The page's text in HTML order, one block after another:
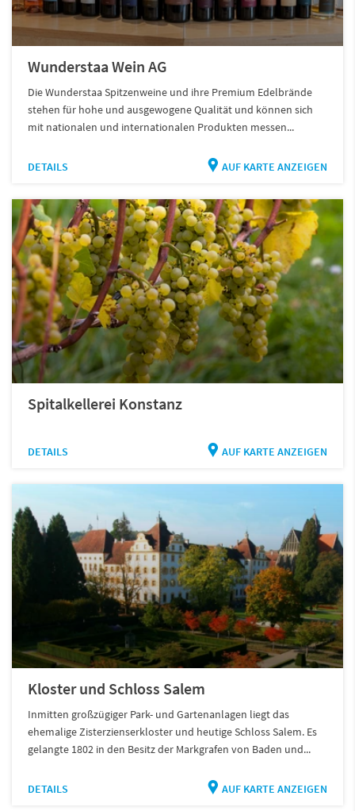
Wunderstaa Wein AG
Die Wunderstaa Spitzenweine und ihre Premium Edelbrände
stehen für hohe und ausgewogene Qualität und können sich
mit nationalen und internationalen Produkten messen...
DETAILS AUF KARTE ANZEIGEN
Spitalkellerei Konstanz
DETAILS AUF KARTE ANZEIGEN
Kloster und Schloss Salem
Inmitten großzügiger Park- und Gartenanlagen liegt das
ehemalige Zisterzienserkloster und heutige Schloss Salem. Es
gelangte 1802 in den Besitz der Markgrafen von Baden und...
DETAILS AUF KARTE ANZEIGEN